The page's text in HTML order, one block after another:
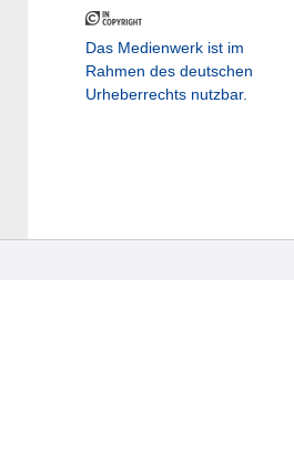
Das Medienwerk ist im
Rahmen des deutschen
Urheberrechts nutzbar.